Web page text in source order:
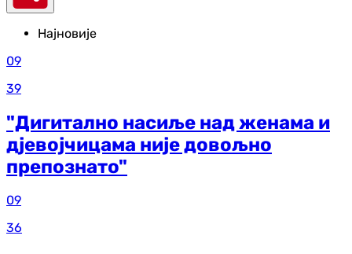
Најновије
09
39
"Дигитално насиље над женама и
дјевојчицама није довољно
препознато"
09
36